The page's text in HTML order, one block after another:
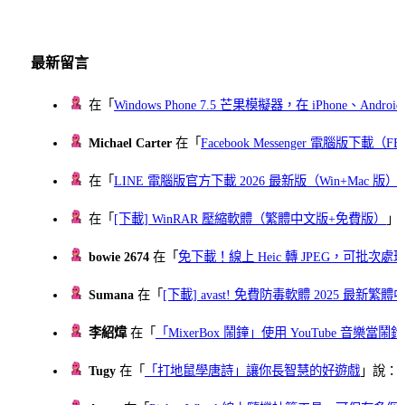
最新留言
在「Windows Phone 7.5 芒果模擬器，在 iPhone、
Michael Carter 在「Facebook Messenger 電腦版下載（
在「LINE 電腦版官方下載 2026 最新版（Win+Mac 版）
在「 [下載] WinRAR 壓縮軟體（繁體中文版+免費版）
bowie 2674 在「免下載！線上 Heic 轉 JPEG，可批次處
Sumana 在「 [下載] avast! 免費防毒軟體 2025 最新繁
李紹煒在「 「MixerBox 鬧鐘」使用 YouTube 音樂當
Tugy 在「 「打地鼠學唐詩」讓你長智慧的好遊戲 」說